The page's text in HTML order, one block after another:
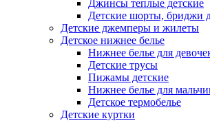
Джинсы теплые детские
Детские шорты, бриджи
Детские джемперы и жилеты
Детское нижнее белье
Нижнее белье для
Детские трусы
Пижамы детские
Нижнее белье для
Детское термобелье
Детские куртки